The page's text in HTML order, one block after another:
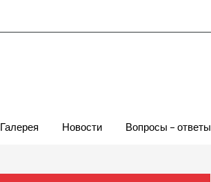
Галерея Новости Вопросы – ответы